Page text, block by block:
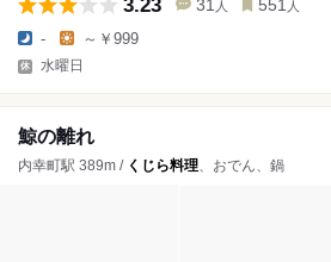
3.23 31 人 551 人
- ～￥999
水曜日
鯨の離れ
内幸町駅 389m / くじら料理、おでん、鍋